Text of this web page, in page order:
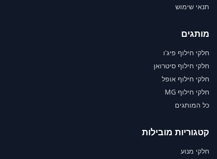
תנאי שימוש
מותגים
חלקי חילוף פיג'ו
חלקי חילוף סיטרואן
חלקי חילוף אופל
חלקי חילוף MG
כל המותגים
קטגוריות מובילות
חלקי מנוע